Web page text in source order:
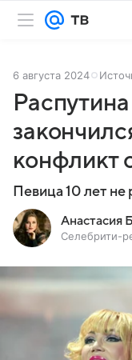
6 августа 2024
конфликт
Певица 10 лет не
Анастасия
Селебрити-